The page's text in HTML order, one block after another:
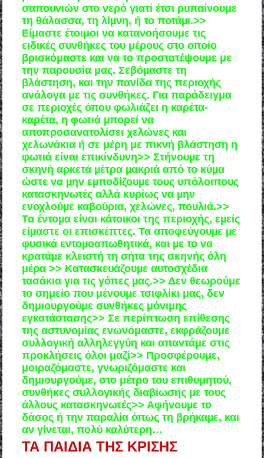
σαπουνιών στο νερό γιατί έτσι ρυπαίνουμε
τη θάλασσα, τη λίµνη, ή το ποτάµι.>>
Είμαστε έτοιμοι να κατανοήσουμε τις
ειδικές συνθήκες του μέρους στο οποίο
βρισκόμαστε και να το προστατέψουμε με
την παρουσία μας. Σεβόµαστε τη
βλάστηση, και την πανίδα της περιοχής
ανάλογα με τις συνθήκες. Για παράδειγμα
σε περιοχές όπου φωλιάζει η καρέτα-
καρέτα, η φωτιά µπορεί να
αποπροσανατολίσει χελώνες και
χελωνάκια ή σε μέρη με πικνή βλάστηση η
φωτιά είναι επικίνδυνη>> Στήνουµε τη
σκηνή αρκετά µέτρα µακριά από το κύµα
ώστε να µην εµποδίζουµε τους υπόλοιπους
κατασκηνωτές αλλά κυρίως να µην
ενοχλούµε καβούρια, χελώνες, πουλιά.>>
Τα έντοµα είναι κάτοικοι της περιοχής, εµείς
είµαστε οι επισκέπτες. Τα αποφεύγουµε µε
φυσικά εντοµοαπωθητικά, και µε το να
κρατάµε κλειστή τη σήτα της σκηνής όλη
μέρα >> Κατασκευάζουµε αυτοσχέδια
τασάκια για τις γόπες µας.>> Δεν θεωρούμε
το σημείο που μένουμε τσιφλίκι μας, δεν
δημιουργούμε συνθήκες μόνιμης
εγκατάστασης>> Σε περίπτωση επίθεσης
της αστυνομίας ενωνόμαστε, εκφράζουμε
συλλογική αλληλεγγύη και απαντάμε στις
προκλήσεις όλοι μαζί>> Προσφέρουμε,
μοιραζόμαστε, γνωριζόμαστε και
δημιουργούμε, στο μέτρο του επιθυμητού,
συνθήκες συλλογικής διαβίωσης με τους
άλλους κατασκηνωτές>> Αφήνουµε το
δάσος ή την παραλία όπως τη βρήκαµε, και
αν γίνεται, πολύ καλύτερη…
ΤΑ ΠΑΙΔΙΑ ΤΗΣ ΚΡΙΣΗΣ